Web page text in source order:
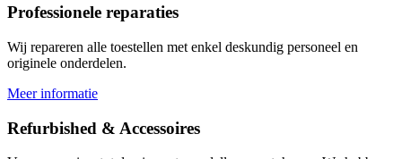
Professionele reparaties
Wij repareren alle toestellen met enkel deskundig personeel en
originele onderdelen.
Meer informatie
Refurbished & Accessoires